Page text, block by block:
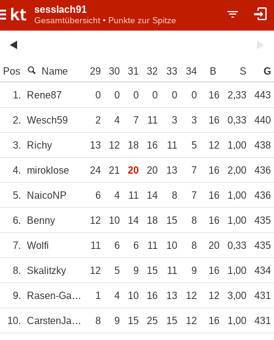
sesslach91
Gesamtübersicht • Punkte zur Spitze
Pos Name 29 30 31 32 33 34 B S G
1. Rene87 0 0 0 0 0 0 16 2,33 443
2. Wesch59 2 4 7 11 3 3 16 0,33 440
3. Richy 13 12 18 16 11 5 12 1,00 438
4. miroklose 24 21 20 20 13 7 16 2,00 436
5. NaicoNP 6 4 11 14 8 7 16 1,00 436
6. Benny 12 10 14 18 15 8 16 1,00 435
7. Wolfi 11 6 6 11 10 8 20 0,33 435
8. Skalitzky 12 5 9 15 11 9 16 1,00 434
9. Rasen-Gandalf 1 4 10 16 13 12 12 3,00 431
10. CarstenJancker 8 9 15 25 15 12 16 1,00 431